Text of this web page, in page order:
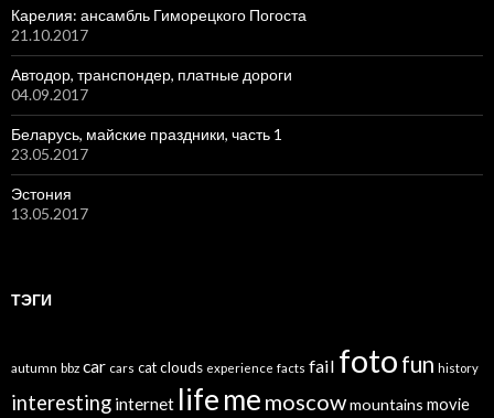
Карелия: ансамбль Гиморецкого Погоста
21.10.2017
Автодор, транспондер, платные дороги
04.09.2017
Беларусь, майские праздники, часть 1
23.05.2017
Эстония
13.05.2017
ТЭГИ
autumn bbz car cars catclouds experience facts fail foto fun history
interesting internet lifeme moscowmountains movie